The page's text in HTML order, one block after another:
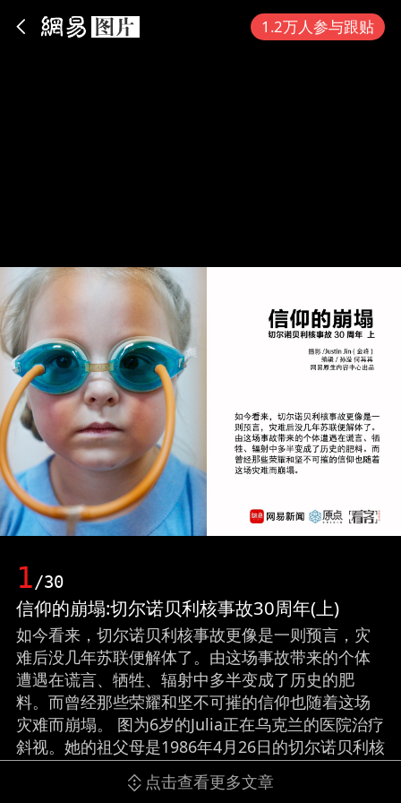
1.2万人参与跟贴
1/30
信仰的崩塌:切尔诺贝利核事故30周年(上)
如今看来，切尔诺贝利核事故更像是一则预言，灾
难后没几年苏联便解体了。由这场事故带来的个体
遭遇在谎言、牺牲、辐射中多半变成了历史的肥
料。而曾经那些荣耀和坚不可摧的信仰也随着这场
灾难而崩塌。 图为6岁的Julia正在乌克兰的医院治疗
斜视。她的祖父母是1986年4月26日的切尔诺贝利核
事故的亲历者。拍摄/Justin Jin (金峰) 编辑/孙滢 何
苒苒 网易原生内容中心出品
点击查看更多文章